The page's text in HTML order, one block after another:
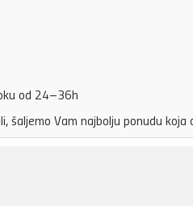
od 24–36h
šaljemo Vam najbolju ponudu